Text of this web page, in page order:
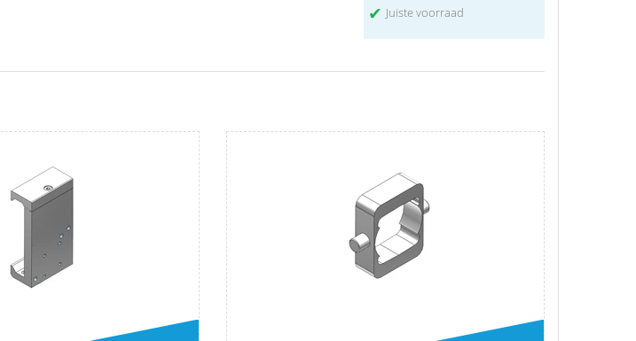
✔ Juiste voorraad